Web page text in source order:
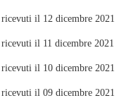
il 12 dicembre 2021
il 11 dicembre 2021
il 10 dicembre 2021
il 09 dicembre 2021